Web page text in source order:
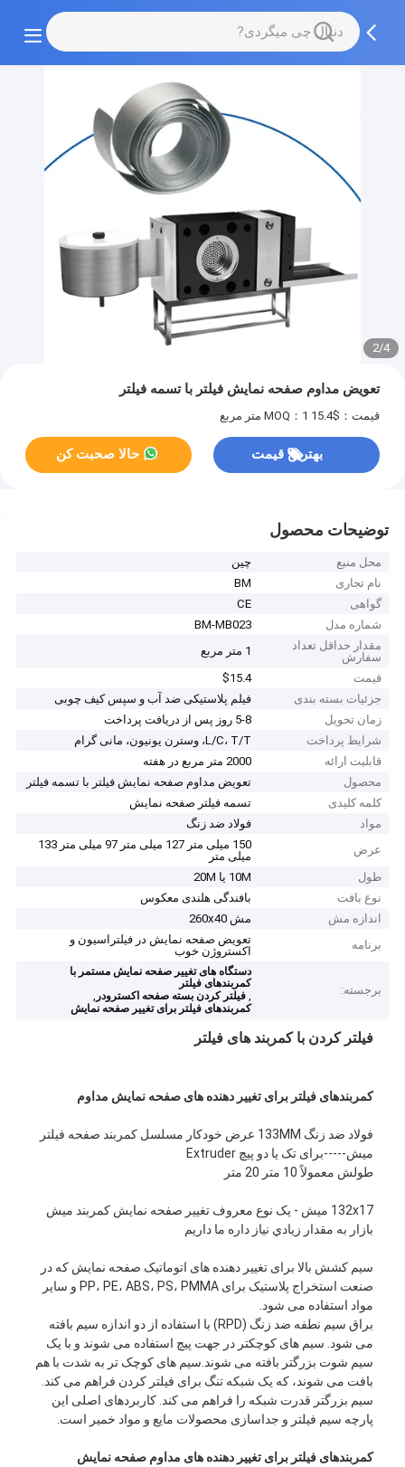
2/4
تعویض مداوم صفحه نمایش فیلتر با تسمه فیلتر
قیمت：$15.4 MOQ：1 متر مربع
بهترین قیمت حالا صحبت کن
توضیحات محصول
محل منبع
چین
نام تجاری
BM
گواهی
CE
شماره مدل
BM-MB023
مقدار حداقل تعداد
سفارش
1 متر مربع
قیمت
$15.4
جزئیات بسته بندی
فیلم پلاستیکی ضد آب و سپس کیف چوبی
زمان تحویل
5-8 روز پس از دریافت پرداخت
شرایط پرداخت
L/C، T/T، وسترن یونیون، مانی گرام
قابلیت ارائه
2000 متر مربع در هفته
محصول
تعویض مداوم صفحه نمایش فیلتر با تسمه فیلتر
کلمه کلیدی
تسمه فیلتر صفحه نمایش
مواد
فولاد ضد زنگ
عرض
150 میلی متر 127 میلی متر 97 میلی متر 133
میلی متر
طول
10M یا 20M
نوع بافت
بافندگی هلندی معکوس
اندازه مش
مش 260x40
برنامه
تعویض صفحه نمایش در فیلتراسیون و
اکستروژن خوب
برجسته:
دستگاه های تغییر صفحه نمایش مستمر با
کمربندهای فیلتر
,فیلتر کردن بسته صفحه اکسترودر ,
کمربندهای فیلتر برای تغییر صفحه نمایش
فیلتر کردن با کمربند های فیلتر
کمربندهای فیلتر برای تغییر دهنده های صفحه نمایش مداوم
فولاد ضد زنگ 133MM عرض خودکار مسلسل کمربند صفحه فیلتر
میش-----برای تک یا دو پیچ Extruder
طولش معمولاً 10 متر 20 متر
132x17 میش - یک نوع معروف تغییر صفحه نمایش کمربند میش
بازار به مقدار زيادي نياز داره ما داريم
سیم کشش بالا برای تغییر دهنده های اتوماتیک صفحه نمایش که در
صنعت استخراج پلاستیک برای PP، PE، ABS، PS، PMMA و سایر
مواد استفاده می شود.
براق سیم نطفه ضد زنگ (RPD) با استفاده از دو اندازه سیم بافته
می شود. سیم های کوچکتر در جهت پیچ استفاده می شوند و با یک
سیم شوت بزرگتر بافته می شوند.سیم های کوچک تر به شدت با هم
بافت می شوند، که یک شبکه تنگ برای فیلتر کردن فراهم می کند.
سیم بزرگتر قدرت شبکه را فراهم می کند. کاربردهای اصلی این
پارچه سیم فیلتر و جداسازی محصولات مایع و مواد خمیر است.
کمربندهای فیلتر برای تغییر دهنده های مداوم صفحه نمایش